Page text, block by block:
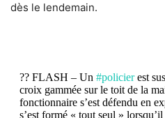
dès le lendemain.
?? FLASH – Un #policierest
croix gammée sur le toit de la
fonctionnaire s’est défendu en
s’est formé « tout seul »